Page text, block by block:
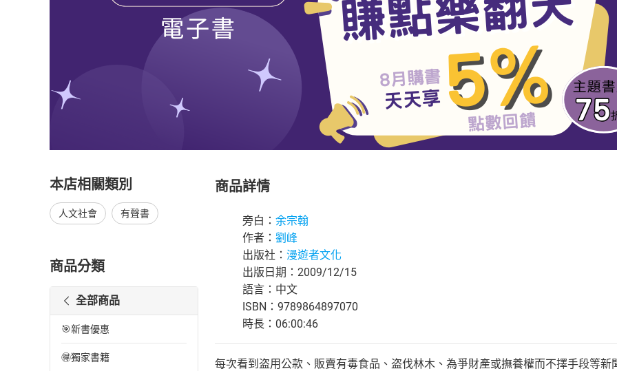
本店相關類別
人文社會 有聲書
商品分類
全部商品
🎯新書優惠
🉐獨家書籍
商品詳情
旁白： 余宗翰
作者： 劉峰
出版社： 漫遊者文化
出版日期：2009/12/15
語言：中文
ISBN：9789864897070
時長：06:00:46
每次看到盗用公款、販賣有毒食品、盗伐林木、為爭財產或撫養權而不擇手段等